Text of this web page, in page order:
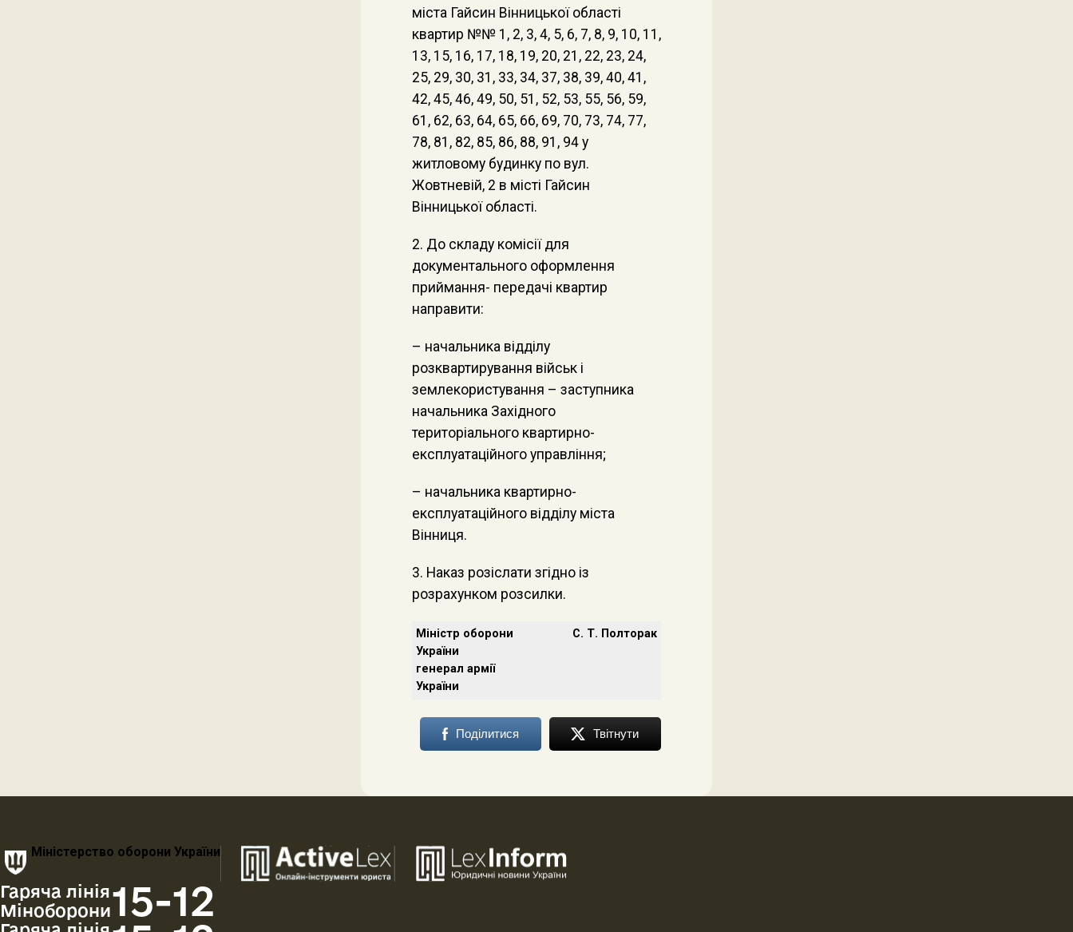
міста Гайсин Вінницької області
квартир №№ 1, 2, 3, 4, 5, 6, 7, 8, 9, 10, 11,
13, 15, 16, 17, 18, 19, 20, 21, 22, 23, 24,
25, 29, 30, 31, 33, 34, 37, 38, 39, 40, 41,
42, 45, 46, 49, 50, 51, 52, 53, 55, 56, 59,
61, 62, 63, 64, 65, 66, 69, 70, 73, 74, 77,
78, 81, 82, 85, 86, 88, 91, 94 у
житловому будинку по вул.
Жовтневій, 2 в місті Гайсин
Вінницької області.
2. До складу комісії для
документального оформлення
приймання- передачі квартир
направити:
– начальника відділу
розквартирування військ і
землекористування – заступника
начальника Західного
територіального квартирно-
експлуатаційного управління;
– начальника квартирно-
експлуатаційного відділу міста
Вінниця.
3. Наказ розіслати згідно із
розрахунком розсилки.
Міністр оборони
України
генерал армії
України
С. Т. Полторак
Поділитися Твітнути
Міністерство оборони України
Гаряча лінія
Міноборони15-12